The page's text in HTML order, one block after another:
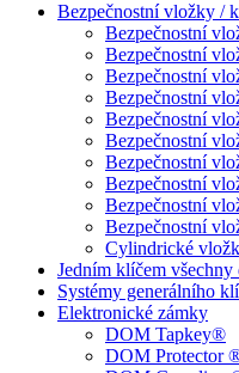
Bezpečnostní vložky /
Bezpečnostní
Bezpečnostní
Bezpečnostní
Bezpečnostní
Bezpečnostní
Bezpečnostní
Bezpečnostní
Bezpečnostní
Bezpečnostní
Bezpečnostní
Cylindrické
Jedním klíčem všechny
Systémy generálního
Elektronické zámky
DOM Tapkey®
DOM Protector